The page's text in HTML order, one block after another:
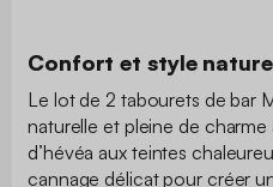
Confort et style
Le lot de 2 tabourets de bar
naturelle et pleine de
d’hévéa aux teintes
cannage délicat pour créer